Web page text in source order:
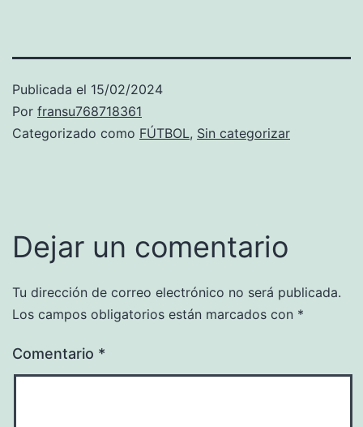
Publicada el 15/02/2024
Por fransu768718361
Categorizado como FÚTBOL, Sin categorizar
Dejar un comentario
Tu dirección de correo electrónico no será publicada.
Los campos obligatorios están marcados con *
Comentario *